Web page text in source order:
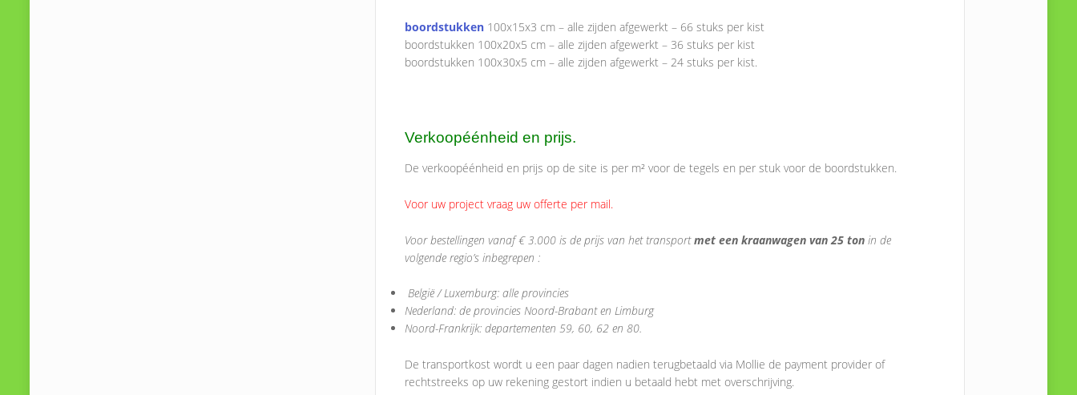
boordstukken 100x15x3 cm – alle zijden afgewerkt – 66 stuks per kist
boordstukken 100x20x5 cm – alle zijden afgewerkt – 36 stuks per kist
boordstukken 100x30x5 cm – alle zijden afgewerkt – 24 stuks per kist.
Verkoopéénheid en prijs.
De verkoopéénheid en prijs op de site is per m² voor de tegels en per stuk voor de boordstukken.
Voor uw project vraag uw offerte per mail.
Voor bestellingen vanaf € 3.000 is de prijs van het transportmet een kraanwagen van 25 ton in de
volgende regio’s inbegrepen :
België / Luxemburg: alle provincies
Nederland: de provincies Noord-Brabant en Limburg
Noord-Frankrijk: departementen 59, 60, 62 en 80.
De transportkost wordt u een paar dagen nadien terugbetaald via Mollie de payment provider of
rechtstreeks op uw rekening gestort indien u betaald hebt met overschrijving.